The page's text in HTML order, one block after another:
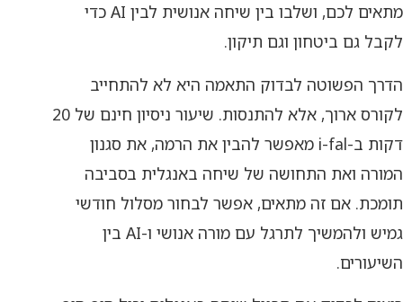
מתאים לכם, ושלבו בין שיחה אנושית לבין AI כדי
לקבל גם ביטחון וגם תיקון.
הדרך הפשוטה לבדוק התאמה היא לא להתחייב
לקורס ארוך, אלא להתנסות. שיעור ניסיון חינם של 20
דקות ב-i-fal מאפשר להבין את הרמה, את סגנון
המורה ואת התחושה של שיחה באנגלית בסביבה
תומכת. אם זה מתאים, אפשר לבחור מסלול חודשי
גמיש ולהמשיך לתרגל עם מורה אנושי ו-AI בין
השיעורים.